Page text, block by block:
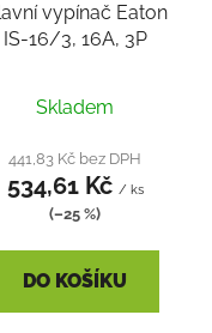
vypínač Eaton
IS-16/3, 16A, 3P
Skladem
441,83 Kč bez DPH
534,61 Kč / ks
(–25 %)
DO KOŠÍKU